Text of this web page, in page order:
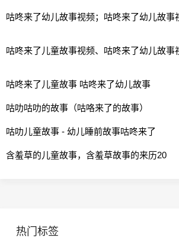
咕咚来了幼儿故事视频；咕咚来了幼儿故事
咕咚来了儿童故事视频、咕咚来了幼儿故事
咕咚来了儿童故事 咕咚来了幼儿故事
咕叻咕叻的故事（咕咯来了的故事）
咕叻儿童故事 - 幼儿睡前故事咕咚来了
含羞草的儿童故事，含羞草故事的来历20
热门标签